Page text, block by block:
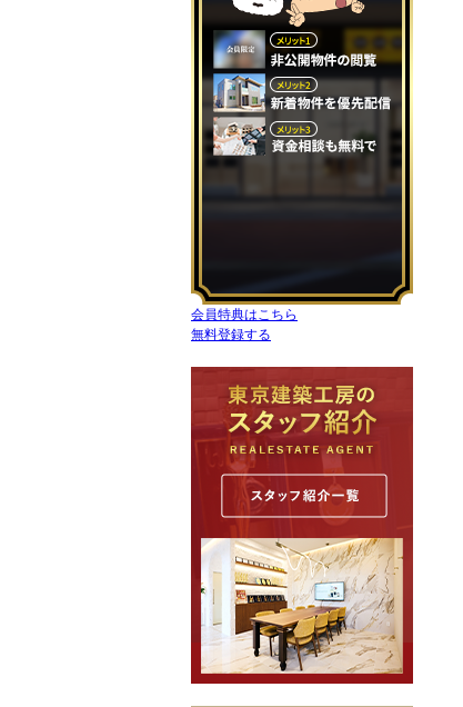
会員特典はこちら
無料登録する